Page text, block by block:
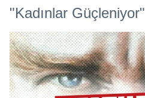
"Kadınlar Güçleniyor"